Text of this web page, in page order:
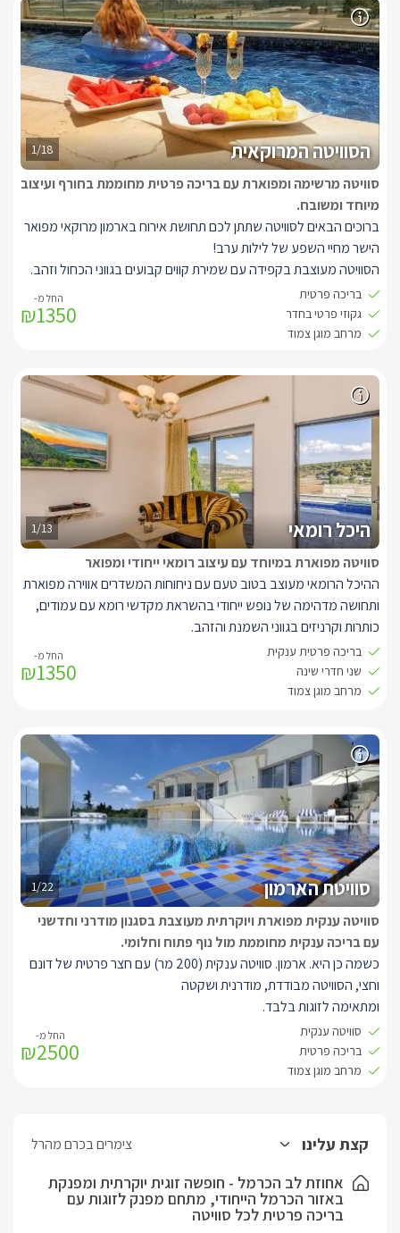
1/18 הסוויטה המרוקאית
סוויטה מרשימה ומפוארת עם בריכה פרטית מחוממת בחורף ועיצוב
מיוחד ומשובח.
ברוכים הבאים לסוויטה שתתן לכם תחושת אירוח בארמון מרוקאי מפואר
הישר מחיי השפע של לילות ערב!
הסוויטה מעוצבת בקפידה עם שמירת קווים קבועים בגווני הכחול וזהב.
השקעה במשחקי תאורה מיוחדים בגוונים כחולים, אינטימיים ומרהיבים.
סלון אותנטי הנותן תחושה של מלכים מרוקאיים, טלוויזיה LCD עם חיבור
HOT, אינטרנט אלחוטי, בר ישיבה, מיזוג אוויר. הסוויטה מאובזרת
קפה, מיקרוגל, כיריים חשמליות, טוסטר קופץ, טוסטר משולשים, כלי
אוכל בעיצובים משובחים ופינוקים טעימים. בחצר החיצונית, הפרטית
והמוצנעת של הסוויטה תוכלו ליהנות מבריכה מרשימה מעוצבת
ומיוחדת עם גימור פסיפס ועיטור של בת ים מול הנוף של הר הכרמל
ונחל חרובים. לצד הבריכה תוכלו למצוא צמחייה באווירה כפרית, פינת
ישיבה ומיטות שיזוף נוחות.
***החלונות על פי סגנון העיצוב המרוקאי מקומרים ולכן לא ניתן בבוקר
להחשיך את החדר לחלוטין
בריכה פרטית
גקוזי פרטי בחדר
מרחב מוגן צמוד
₪1350
1/22 סוויטת הארמון
סוויטה ענקית מפוארת ויוקרתית מעוצבת בסגנון מודרני וחדשני
עם בריכה ענקית מחוממת מול נוף פתוח וחלומי.
כשמה כן היא. ארמון. סוויטה ענקית (200 מר) עם חצר פרטית של דונם
וחצי, הסוויטה מבודדת, מודרנית ושקטה
ומתאימה לזוגות בלבד.
עיצוב הסוויטה בלבן מודרני מרגיע ומעניק תחושת רוגע וחלום. סלון ענק
בעל מרחב גדול עם ספה ענקית ונוחה אל מול חלונות מסך המשקיפים
וחמימה, מיזוג אוויר.
פינת אוכל המכילה שולחן וכיסאות נוחים ומהודרים. מטבח לבן ומרווח ובו
אי מרכזי עם בר לארוחות קלות, מקרר, תנור אפיה, מיקרו, מכונת קפה,
קומקום חשמלי, פינת קפה ותה. בנוסף קיימת פינת סלון חמימה
סוויטה ענקית
בריכה פרטית
מרחב מוגן צמוד
₪2500
1/13 היכל רומאי
סוויטה מפוארת במיוחד עם עיצוב רומאי ייחודי ומפואר
ההיכל הרומאי מעוצב בטוב טעם עם ניחוחות המשדרים אווירה מפוארת
ותחושה מדהימה של נופש ייחודי בהשראת מקדשי רומא עם עמודים,
כותרות וקרניזים בגווני השמנת והזהב.
בסוויטה היוקרתית תמצאו ג'קוזי, מיטה זוגית גדולה (מטר שמונים),
מטבח מאובזר היטב עם מקרר, מכונת קפה, מיקרו תנור, כריים
חשמליות, טוסטר משולשים, טוסטר קופץ.
באזור החוץ של הסוויטה תוכלו מתחם גינה מפוארת עם חצר ובריכה
פרטית גדולה במיוחד (7X2.5), נוף מרהיב אל הרי הכרמל.
** הבריכה לא מחוממת בין נובמבר למרץ.
בריכה פרטית ענקית
שני חדרי שינה
מרחב מוגן צמוד
₪1350
קצת עלינו צימרים בכרם מהרל
אחוזת לב הכרמל - חופשה זוגית יוקרתית ומפנקת
באזור הכרמל הייחודי, מתחם מפנק לזוגות עם
בריכה פרטית לכל סוויטה